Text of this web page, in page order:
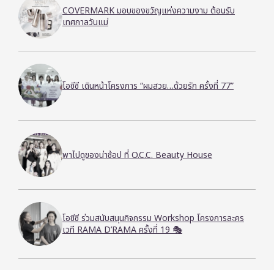
COVERMARK มอบของขวัญแห่งความงาม ต้อนรับ
เทศกาลวันแม่
โอซีซี เดินหน้าโครงการ “ผมสวย…ด้วยรัก ครั้งที่ 77”
พาไปดูของน่าช้อป ที่ O.C.C. Beauty House
โอซีซี ร่วมสนับสนุนกิจกรรม Workshop โครงการละคร
เวที RAMA D’RAMA ครั้งที่ 19 🎭